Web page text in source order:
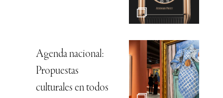
Agenda nacional:
Propuestas
culturales en todos